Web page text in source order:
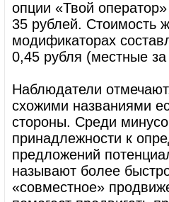
опции «Твой
35 рублей. Стоимость
модификаторах
0,45 рубля (местные
Наблюдатели
схожими названиями
стороны. Среди
принадлежности к
предложений
называют более
«совместное»